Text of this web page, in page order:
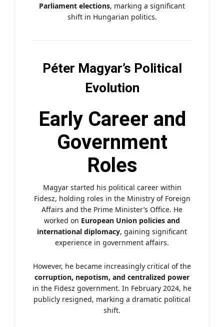
Parliament elections, marking a significant
shift in Hungarian politics.
Péter Magyar’s Political
Evolution
Early Career and
Government
Roles
Magyar started his political career within
Fidesz, holding roles in the Ministry of Foreign
Affairs and the Prime Minister’s Office. He
worked on European Union policies and
international diplomacy, gaining significant
experience in government affairs.
However, he became increasingly critical of the
corruption, nepotism, and centralized power
in the Fidesz government. In February 2024, he
publicly resigned, marking a dramatic political
shift.